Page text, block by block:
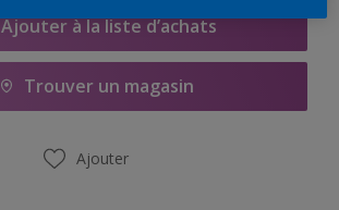
Ajouter à la liste d’achats
Trouver un magasin
Ajouter